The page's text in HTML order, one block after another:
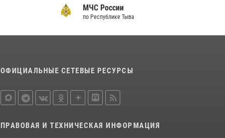
разъяснил телезрителям особенности
использования тувинского национального
и призерами Чемпионата по лёгкой атлетике
23 июля 2026, 09:24
процедуре регистрации лучников в канун
МЧС России
по Республике Тыва
ОФИЦИАЛЬНЫЕ СЕТЕВЫЕ РЕСУРСЫ
ПРАВОВАЯ И ТЕХНИЧЕСКАЯ ИНФОРМАЦИЯ